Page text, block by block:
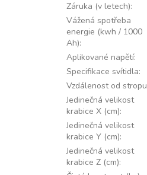
Záruka (v letech):
Vážená spotřeba
energie (kwh / 1000
Ah):
Aplikované napětí:
Specifikace svítidla:
Vzdálenost od stropu
Jedinečná velikost
krabice X (cm):
Jedinečná velikost
krabice Y (cm):
Jedinečná velikost
krabice Z (cm):